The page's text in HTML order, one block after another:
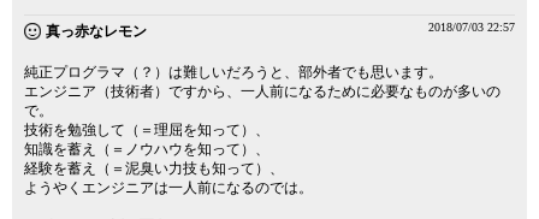
真っ赤なレモン 2018/07/03 22:57
純正プログラマ（？）は難しいだろうと、部外者でも思います。
エンジニア（技術者）ですから、一人前になるために必要なものが多いの
で。
技術を勉強して（＝理屈を知って）、
知識を蓄え（＝ノウハウを知って）、
経験を蓄え（＝泥臭い力技も知って）、
ようやくエンジニアは一人前になるのでは。